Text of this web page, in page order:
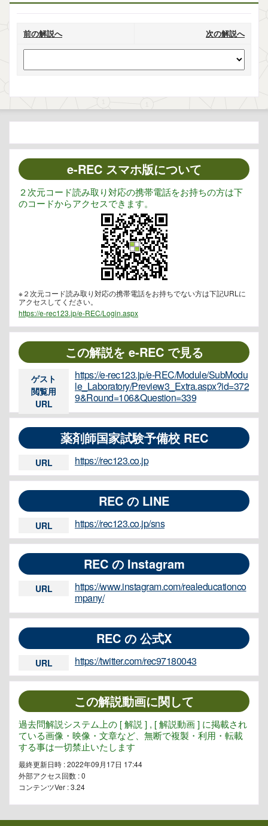
前の解説へ 次の解説へ
e-REC スマホ版について
２次元コード読み取り対応の携帯電話をお持ちの方は下
のコードからアクセスできます。
※２次元コード読み取り対応の携帯電話をお持ちでない方は下記URLに
アクセスしてください。
https://e-rec123.jp/e-REC/Login.aspx
この解説を e-REC で見る
ゲスト
閲覧用
URL
https://e-rec123.jp/e-REC/Module/SubModu
le_Laboratory/Preview3_Extra.aspx?id=372
9&Round=106&Question=339
薬剤師国家試験予備校 REC
URL https://rec123.co.jp
REC の LINE
URL https://rec123.co.jp/sns
REC の Instagram
URL
https://www.instagram.com/realeducationco
mpany/
REC の 公式X
URL https://twitter.com/rec97180043
この解説動画に関して
過去問解説システム上の [ 解説 ] , [ 解説動画 ] に掲載され
ている画像・映像・文章など、無断で複製・利用・転載
する事は一切禁止いたします
最終更新日時 : 2022年09月17日 17:44
外部アクセス回数 :0
コンテンツVer : 3.24